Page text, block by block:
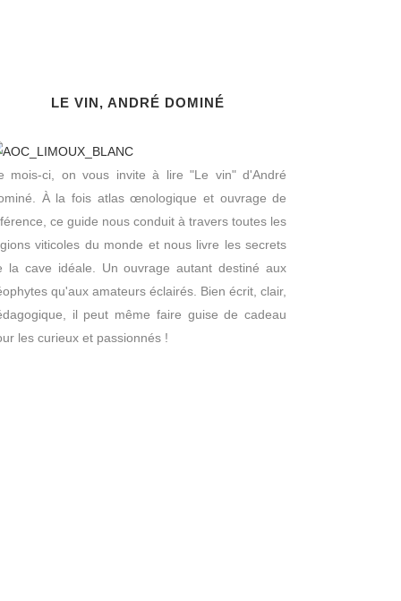
LE VIN, ANDRÉ DOMINÉ
mois-ci, on vous invite à lire "Le vin" d'André
À la fois atlas œnologique et ouvrage de
ce guide nous conduit à travers toutes les
viticoles du monde et nous livre les secrets
la cave idéale. Un ouvrage autant destiné aux
qu'aux amateurs éclairés. Bien écrit, clair,
il peut même faire guise de cadeau
les curieux et passionnés !